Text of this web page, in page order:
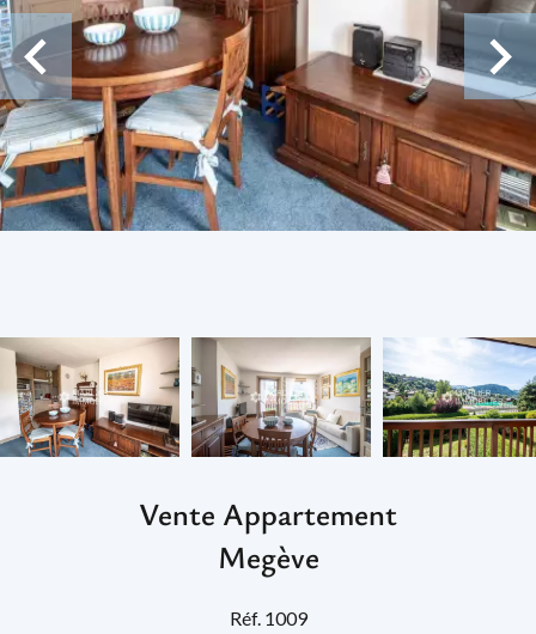
Vente Appartement
Megève
Réf. 1009